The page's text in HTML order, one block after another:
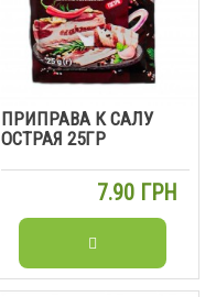
ПРИПРАВА К САЛУ
ОСТРАЯ 25ГР
7.90 ГРН